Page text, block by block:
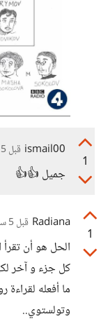
1
ismail00 قبل 5 سنوات
جميل 👍👍
1
Radiana قبل 5 سنوات
الحل هو أن تقرأ
كل جزء و آخر
ما أفعله
وتولستوي..